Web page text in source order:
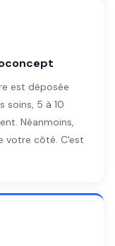
est déposée
soins, 5 à 10
Néanmoins,
votre côté. C'est